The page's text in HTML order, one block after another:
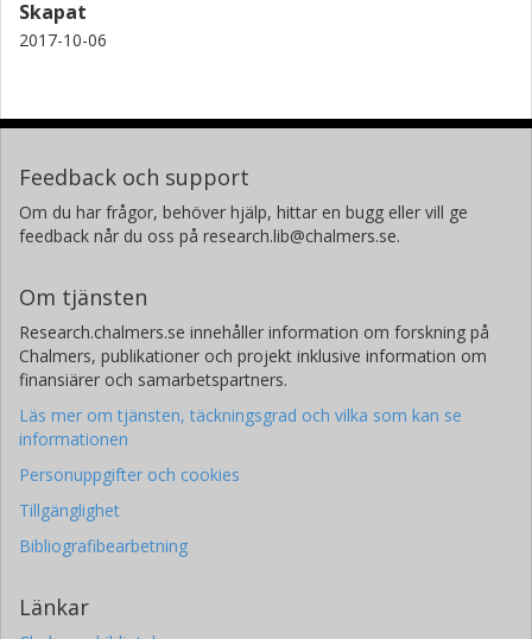
Skapat
2017-10-06
Feedback och support
Om du har frågor, behöver hjälp, hittar en bugg eller vill ge
feedback når du oss på research.lib@chalmers.se.
Om tjänsten
Research.chalmers.se innehåller information om forskning på
Chalmers, publikationer och projekt inklusive information om
finansiärer och samarbetspartners.
Läs mer om tjänsten, täckningsgrad och vilka som kan se
informationen
Personuppgifter och cookies
Tillgänglighet
Bibliografibearbetning
Länkar